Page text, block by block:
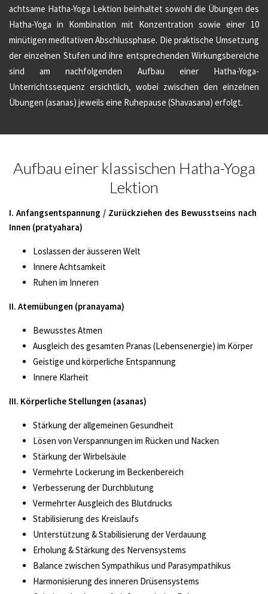
achtsame Hatha-Yoga Lektion beinhaltet sowohl die Übungen des
Hatha-Yoga in Kombination mit Konzentration sowie einer 10
minütigen meditativen Abschlussphase. Die praktische Umsetzung
der einzelnen Stufen und ihre entsprechenden Wirkungsbereiche
sind am nachfolgenden Aufbau einer Hatha-Yoga-
Unterrichtssequenz ersichtlich, wobei zwischen den einzelnen
Übungen (asanas) jeweils eine Ruhepause (Shavasana) erfolgt.
Aufbau einer klassischen Hatha-Yoga
Lektion
I. Anfangsentspannung / Zurückziehen des Bewusstseins nach
Innen (pratyahara)
Loslassen der äusseren Welt
Innere Achtsamkeit
Ruhen im Inneren
II. Atemübungen (pranayama)
Bewusstes Atmen
Ausgleich des gesamten Pranas (Lebensenergie) im Körper
Geistige und körperliche Entspannung
Innere Klarheit
III. Körperliche Stellungen (asanas)
Stärkung der allgemeinen Gesundheit
Lösen von Verspannungen im Rücken und Nacken
Stärkung der Wirbelsäule
Vermehrte Lockerung im Beckenbereich
Verbesserung der Durchblutung
Vermehrter Ausgleich des Blutdrucks
Stabilisierung des Kreislaufs
Unterstützung & Stabilisierung der Verdauung
Erholung & Stärkung des Nervensystems
Balance zwischen Sympathikus und Parasympathikus
Harmonisierung des inneren Drüsensystems